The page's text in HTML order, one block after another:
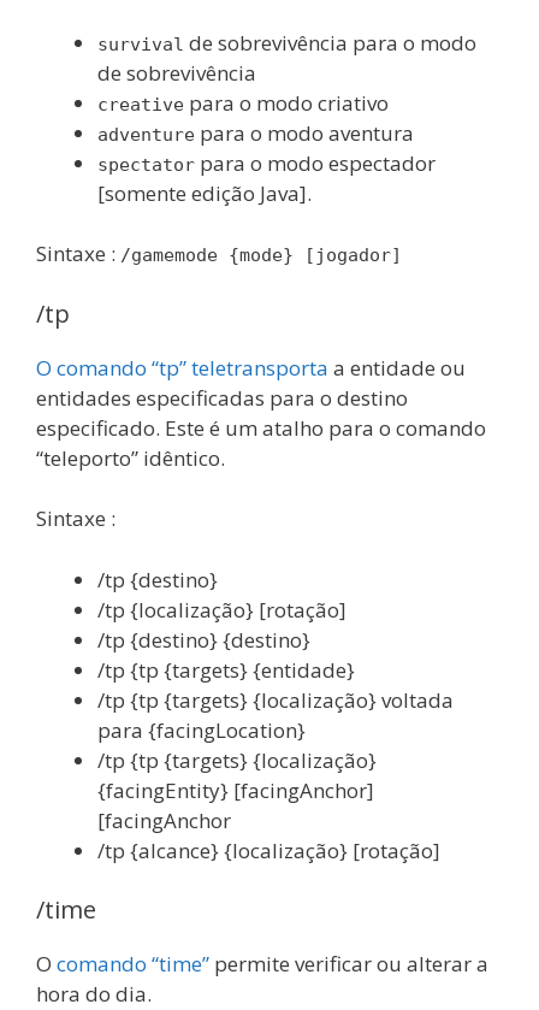
survival de sobrevivência para o modo
de sobrevivência
creative para o modo criativo
adventure para o modo aventura
spectator para o modo espectador
[somente edição Java].
Sintaxe : /gamemode {mode} [jogador]
/tp
O comando “tp” teletransporta a entidade ou
entidades especificadas para o destino
especificado. Este é um atalho para o comando
“teleporto” idêntico.
Sintaxe :
/tp {destino}
/tp {localização} [rotação]
/tp {destino} {destino}
/tp {tp {targets} {entidade}
/tp {tp {targets} {localização} voltada
para {facingLocation}
/tp {tp {targets} {localização}
{facingEntity} [facingAnchor]
[facingAnchor
/tp {alcance} {localização} [rotação]
/time
O comando “time” permite verificar ou alterar a
hora do dia.